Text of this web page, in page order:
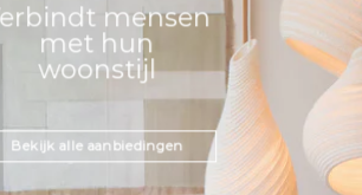
mensen
met hun
woonstijl
Bekijk alle aanbiedingen